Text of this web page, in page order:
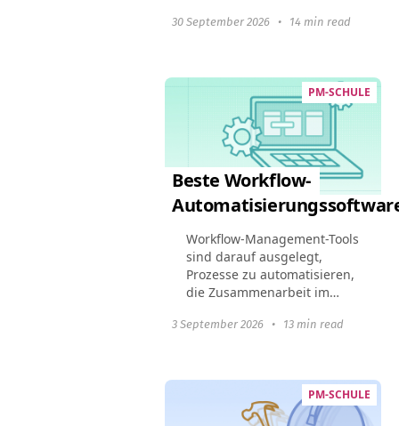
Rechtsanwaltskanzleien
Fallmanagement optimieren,
die Einhaltung rechtlicher...
30 September 2026 • 14 min read
PM-SCHULE
Beste Workflow-
Workflow-Management-Tools
sind darauf ausgelegt,
Prozesse zu automatisieren,
die Zusammenarbeit im
Gesamtproduktivität zu
Workflow...
3 September 2026 • 13 min read
PM-SCHULE